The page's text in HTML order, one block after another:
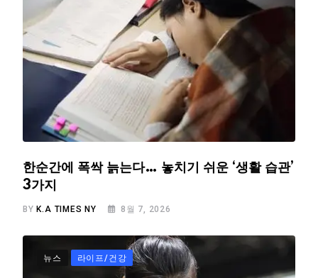
한순간에 폭싹 늙는다… 놓치기 쉬운 ‘생활 습관’
3가지
BY K.A TIMES NY 8월 7, 2026
뉴스 라이프/건강